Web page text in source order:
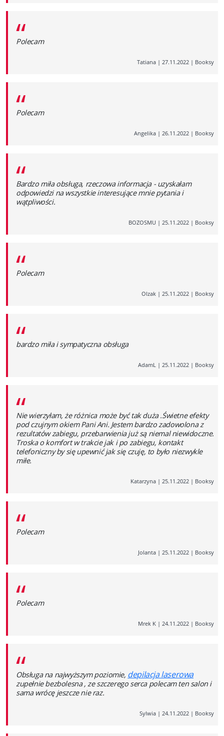
“
Polecam
Tatiana | 27.11.2022 | Booksy
“
Polecam
Angelika | 26.11.2022 | Booksy
“
Bardzo miła obsługa, rzeczowa informacja - uzyskałam
odpowiedzi na wszystkie interesujące mnie pytania i
wątpliwości.
BOZOSMU | 25.11.2022 | Booksy
“
Polecam
Olzak | 25.11.2022 | Booksy
“
bardzo miła i sympatyczna obsługa
AdamL | 25.11.2022 | Booksy
“
Nie wierzyłam, że różnica może być tak duża .Świetne efekty
pod czujnym okiem Pani Ani. Jestem bardzo zadowolona z
rezultatów zabiegu, przebarwienia już są niemal niewidoczne.
Troska o komfort w trakcie jak i po zabiegu, kontakt
telefoniczny by się upewnić jak się czuję, to było niezwykle
miłe.
Katarzyna | 25.11.2022 | Booksy
“
Polecam
Jolanta | 25.11.2022 | Booksy
“
Polecam
Mrek K | 24.11.2022 | Booksy
“
Obsługa na najwyższym poziomie, depilacja laserowa
zupełnie bezbolesna , ze szczerego serca polecam ten salon i
sama wrócę jeszcze nie raz.
Sylwia | 24.11.2022 | Booksy